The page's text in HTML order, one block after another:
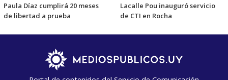
Paula Díaz cumplirá 20 meses
de libertad a prueba
Lacalle Pou inauguró servicio
de CTI en Rocha